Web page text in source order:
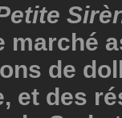
marché
de
et des